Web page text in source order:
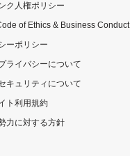
ク人権ポリシー
of Ethics & Business Conduct
ーポリシー
ライバシーについて
キュリティについて
ト利用規約
力に対する方針